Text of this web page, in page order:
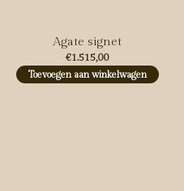
Agate signet
€1.515,00
Toevoegen aan winkelwagen